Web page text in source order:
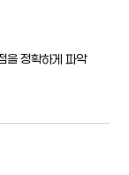
을 정확하게 파악